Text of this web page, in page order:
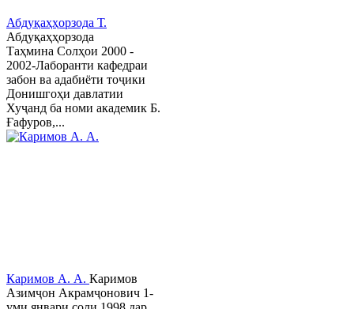
Абдуқаҳҳорзода Т.
Абдуқаҳҳорзода
Таҳмина Солҳои 2000 -
2002-Лаборанти кафедраи
забон ва адабиёти тоҷики
Донишгоҳи давлатии
Хуҷанд ба номи академик Б.
Ғафуров,...
Каримов А. А. Каримов
Азимҷон Акрамҷонович 1-